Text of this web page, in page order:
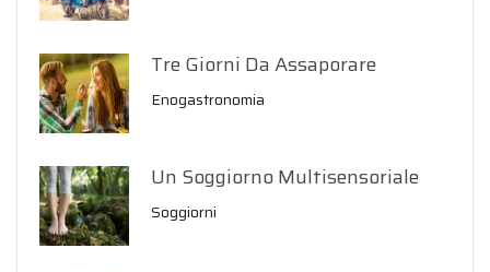
Tre Giorni Da Assaporare
Enogastronomia
Un Soggiorno Multisensoriale
Soggiorni